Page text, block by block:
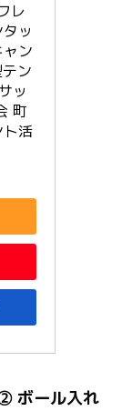
レ
ッ
ン
ン
ッ
町
活
ボール入れ